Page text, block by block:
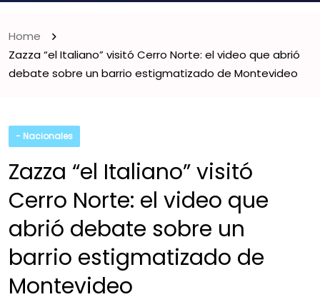
Home
Zazza “el Italiano” visitó Cerro Norte: el video que abrió
debate sobre un barrio estigmatizado de Montevideo
- Nacionales
Zazza “el Italiano” visitó
Cerro Norte: el video que
abrió debate sobre un
barrio estigmatizado de
Montevideo